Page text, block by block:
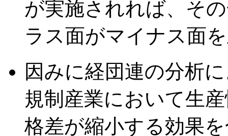
が実施されれば、そ
ラス面がマイナス面
因みに経団連の分析
規制産業において生
格差が縮小する効果